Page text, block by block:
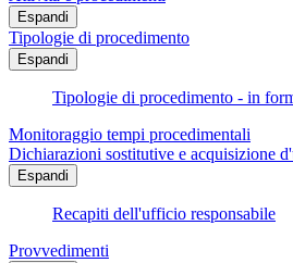
Espandi
Tipologie di procedimento
Espandi
Tipologie di procedimento - in
Monitoraggio tempi procedimentali
Dichiarazioni sostitutive e acquisizione
Espandi
Recapiti dell'ufficio responsabile
Provvedimenti